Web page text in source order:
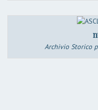
Archivio Storico